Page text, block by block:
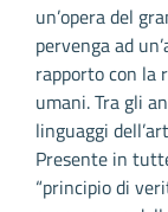
un’opera del
pervenga ad
rapporto con la
umani. Tra gli
linguaggi
Presente in
“principio di